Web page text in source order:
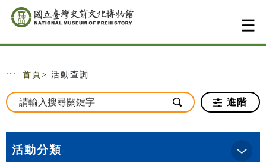
跳到主要內容
網站導覽
::: 首頁 > 活動查詢
進階
活動分類